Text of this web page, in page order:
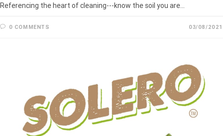
Referencing the heart of cleaning---know the soil you are…
0 COMMENTS 03/08/2021